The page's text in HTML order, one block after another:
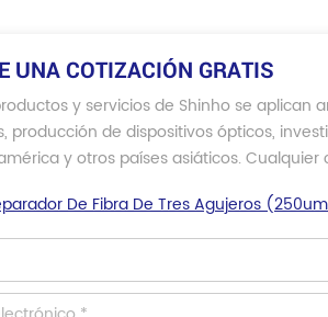
UNA COTIZACIÓN GRATIS
y servicios de Shinho se
producción de dispositivos ópticos,
y otros países asiáticos.
De Fibra De Tres Agujeros